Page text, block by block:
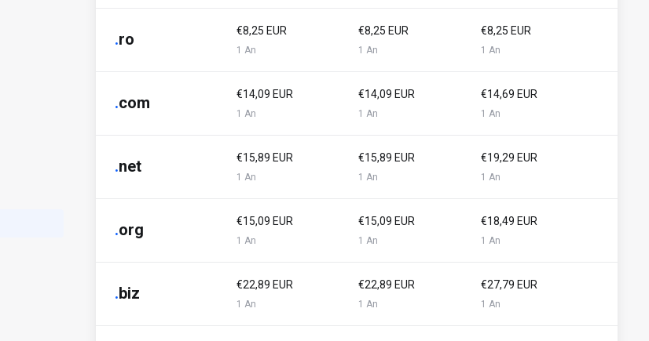
.ro €8,25 EUR
1 An
€8,25 EUR
1 An
€8,25 EUR
1 An
.com €14,09 EUR
1 An
€14,09 EUR
1 An
€14,69 EUR
1 An
.net €15,89 EUR
1 An
€15,89 EUR
1 An
€19,29 EUR
1 An
.org €15,09 EUR
1 An
€15,09 EUR
1 An
€18,49 EUR
1 An
.biz €22,89 EUR
1 An
€22,89 EUR
1 An
€27,79 EUR
1 An